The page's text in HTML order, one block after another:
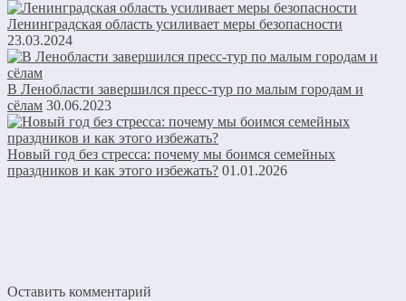
Ленинградская область усиливает меры безопасности
23.03.2024
В Ленобласти завершился пресс-тур по малым городам и
сёлам 30.06.2023
Новый год без стресса: почему мы боимся семейных
праздников и как этого избежать? 01.01.2026
Оставить комментарий